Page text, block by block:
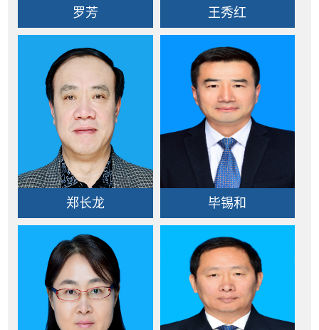
罗芳 王秀红
郑长龙 毕锡和